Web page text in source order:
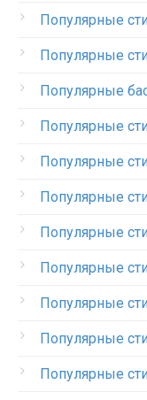
Популярные
Популярные
Популярные
Популярные
Популярные
Популярные
Популярные
Популярные
Популярные
Популярные
Популярные